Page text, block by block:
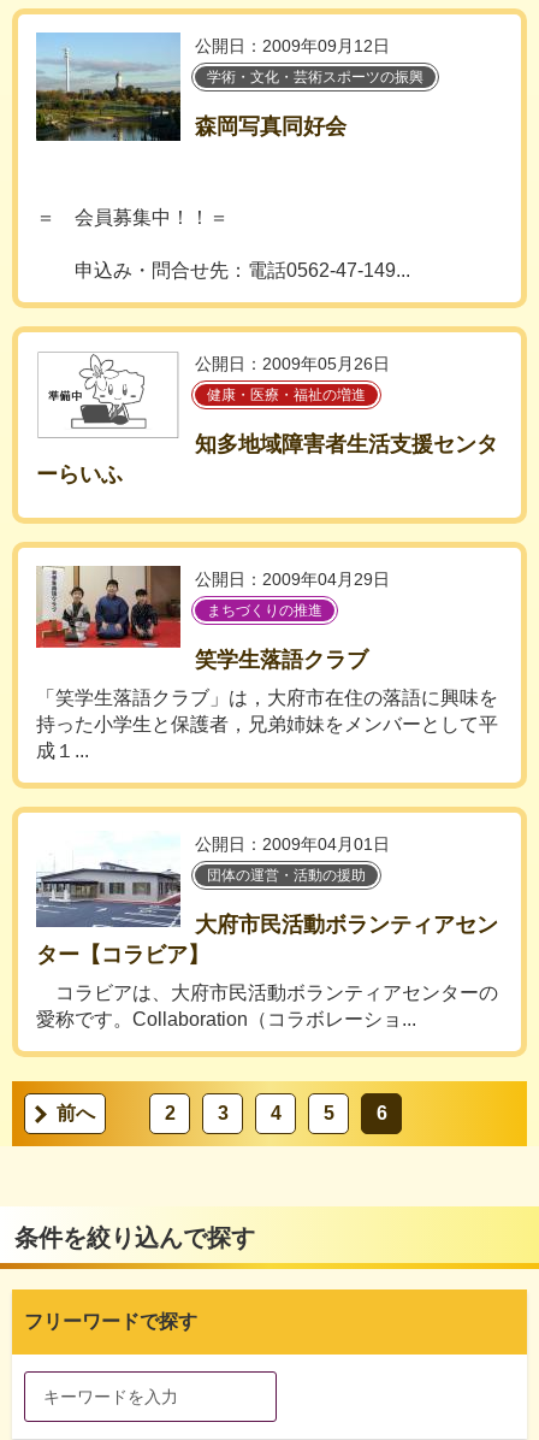
公開日：2009年09月12日
学術・文化・芸術スポーツの振興
森岡写真同好会
＝ 会員募集中！！＝
申込み・問合せ先：電話0562-47-149...
公開日：2009年05月26日
健康・医療・福祉の増進
知多地域障害者生活支援センタ
ーらいふ
公開日：2009年04月29日
まちづくりの推進
笑学生落語クラブ
「笑学生落語クラブ」は，大府市在住の落語に興味を
持った小学生と保護者，兄弟姉妹をメンバーとして平
成１...
公開日：2009年04月01日
団体の運営・活動の援助
大府市民活動ボランティアセン
ター【コラビア】
コラビアは、大府市民活動ボランティアセンターの
愛称です。Collaboration（コラボレーショ...
前へ 2 3 4 5 6
条件を絞り込んで探す
フリーワードで探す